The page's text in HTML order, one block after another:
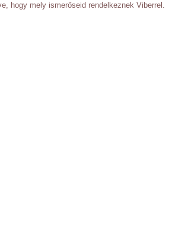
hogy mely ismerőseid rendelkeznek Viberrel.